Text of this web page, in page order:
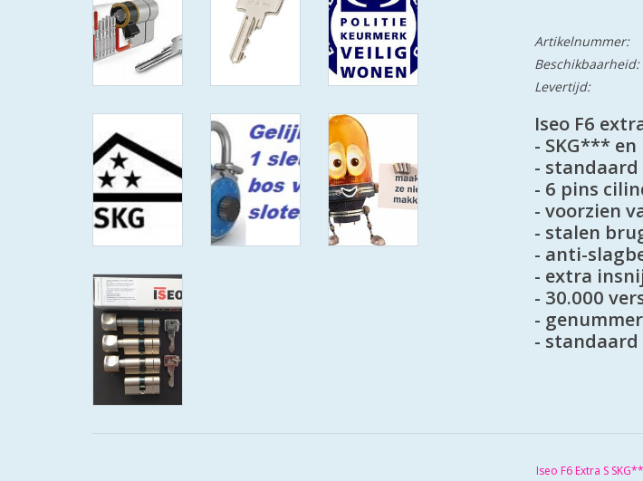
Artikelnummer:
Beschikbaarheid:
Levertijd:
Iseo F6
- SKG***
-
- 6 pins
- voorzien
- stalen
- anti-
- extra
- 30.000
-
-
Iseo F6 Extra S